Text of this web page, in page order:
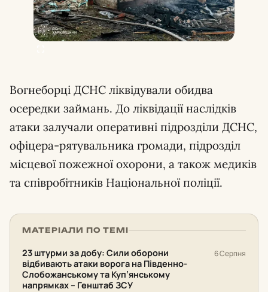
Вогнеборці ДСНС ліквідували обидва
осередки займань. До ліквідації наслідків
атаки залучали оперативні підрозділи ДСНС,
офіцера-рятувальника громади, підрозділ
місцевої пожежної охорони, а також медиків
та співробітників Національної поліції.
МАТЕРІАЛИ ПО ТЕМІ
23 штурми за добу: Сили оборони
відбивають атаки ворога на Південно-
Слобожанському та Куп’янському
напрямках – Генштаб ЗСУ
6 Серпня